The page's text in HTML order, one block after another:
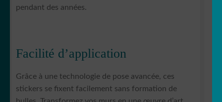
pendant des années.
Facilité d’application
Grâce à une technologie de pose avancée, ces
stickers se fixent facilement sans formation de